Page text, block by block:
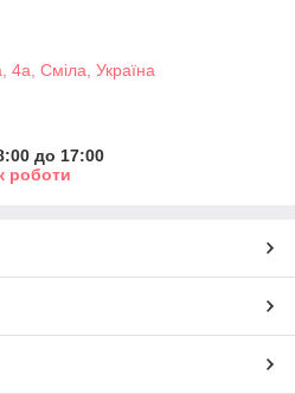
4а, Сміла, Україна
до 17:00
роботи